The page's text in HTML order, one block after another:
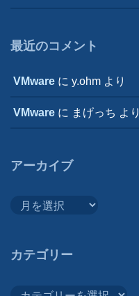
最近のコメント
VMware に y.ohm より
VMware に まげっち より
アーカイブ
イ
カテゴリー